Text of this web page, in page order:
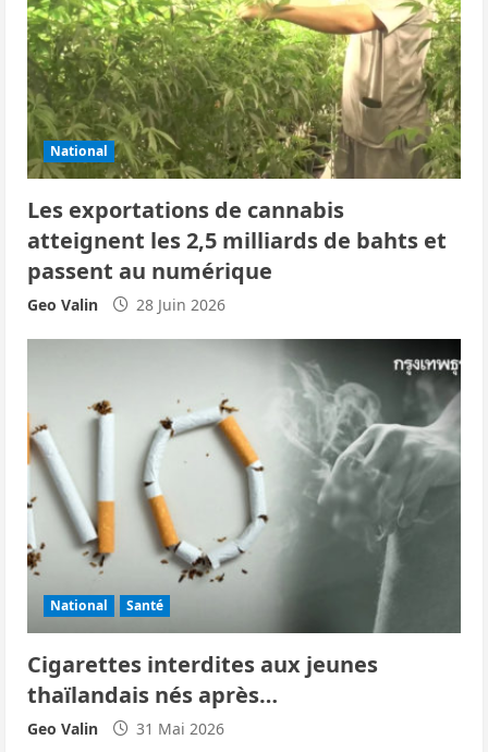
d
’
a
r
t
i
c
l
National
Les exportations de cannabis
atteignent les 2,5 milliards de bahts et
passent au numérique
Geo Valin 28 Juin 2026
National Santé
Cigarettes interdites aux jeunes
thaïlandais nés après…
Geo Valin 31 Mai 2026